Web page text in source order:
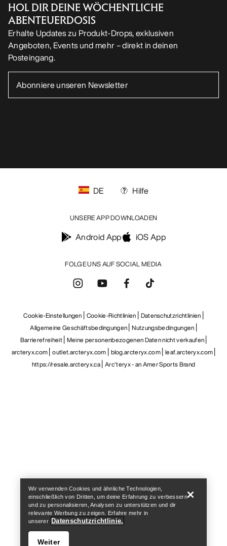
HOL DIR DEINE WÖCHENTLICHE
ABENTEUERDOSIS
Erhalte Updates zu Produkt-Drops, exklusiven
Angeboten, Events und mehr – direkt in deinen
Posteingang.
FOLGE UNS AUF SOCIAL MEDIA
DE Hilfe
UNSERE APP DOWNLOADEN
Android App iOS App
Cookie-Einstellungen Cookie-Richtlinien Datenschutzrichtlinien
Allgemeine Geschäftsbedingungen Nutzungsbedingungen
Barrierefreiheit Meine personenbezogenen Daten nicht verkaufen
arcteryx.com outlet.arcteryx.com blog.arcteryx.com leaf.arcteryx.com
https://resale.arcteryx.ca Arc'teryx - an Amer Sports Brand
Wir verwenden Cookies und ähnliche Technologien,
einschließlich von Dritten, um deine Erfahrung zu verbessern
und zu personalisieren, Analysen zu unterstützen und dir
relevante Werbung zu zeigen. Erfahre mehr in
unserer Datenschutzrichtlinie.
Weiter